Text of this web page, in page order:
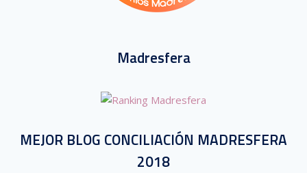
Madresfera
MEJOR BLOG CONCILIACIÓN MADRESFERA
2018